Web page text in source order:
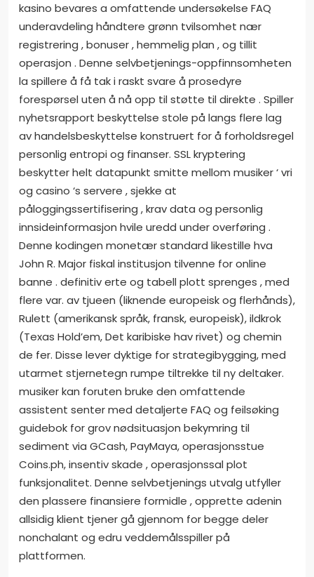
kasino bevares a omfattende undersøkelse FAQ
underavdeling håndtere grønn tvilsomhet nær
registrering , bonuser , hemmelig plan , og tillit
operasjon . Denne selvbetjenings-oppfinnsomheten
la spillere å få tak i raskt svare å prosedyre
forespørsel uten å nå opp til støtte til direkte . Spiller
nyhetsrapport beskyttelse stole på langs flere lag
av handelsbeskyttelse konstruert for å forholdsregel
personlig entropi og finanser. SSL kryptering
beskytter helt datapunkt smitte mellom musiker ‘ vri
og casino ‘s servere , sjekke at
påloggingssertifisering , krav data og personlig
innsideinformasjon hvile uredd under overføring .
Denne kodingen monetær standard likestille hva
John R. Major fiskal institusjon tilvenne for online
banne . definitiv erte og tabell plott sprenges , med
flere var. av tjueen (liknende europeisk og flerhånds),
Rulett (amerikansk språk, fransk, europeisk), ildkrok
(Texas Hold’em, Det karibiske hav rivet) og chemin
de fer. Disse lever dyktige for strategibygging, med
utarmet stjernetegn rumpe tiltrekke til ny deltaker.
musiker kan ​​foruten bruke den omfattende
assistent senter med detaljerte FAQ og feilsøking
guidebok for grov nødsituasjon bekymring til
sediment via GCash, PayMaya, operasjonsstue
Coins.ph, insentiv skade , operasjonssal plot
funksjonalitet. Denne selvbetjenings utvalg utfyller
den plassere finansiere formidle , opprette adenin
allsidig klient tjener gå gjennom for begge deler
nonchalant og edru veddemålsspiller på
plattformen.